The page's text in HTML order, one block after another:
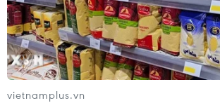
vietnamplus.vn